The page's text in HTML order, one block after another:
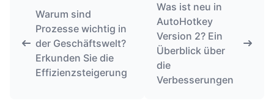
Warum sind
Prozesse wichtig in
der Geschäftswelt?
Erkunden Sie die
Effizienzsteigerung
Was ist neu in
AutoHotkey
Version 2? Ein
Überblick über
die
Verbesserungen